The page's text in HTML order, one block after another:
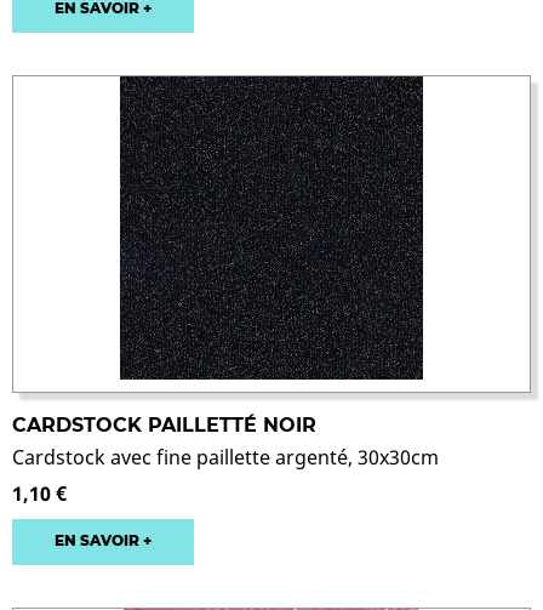
EN SAVOIR +
CARDSTOCK PAILLETTÉ NOIR
Cardstock avec fine paillette argenté, 30x30cm
1,10 €
EN SAVOIR +